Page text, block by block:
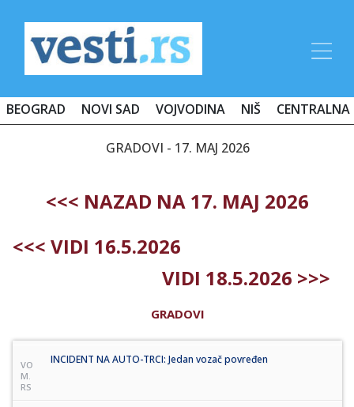
BEOGRAD NOVI SAD VOJVODINA NIŠ CENTRALNA
GRADOVI - 17. MAJ 2026
<<< NAZAD NA 17. MAJ 2026
<<< VIDI 16.5.2026
VIDI 18.5.2026 >>>
GRADOVI
VO
M.
RS
INCIDENT NA AUTO-TRCI: Jedan vozač povređen